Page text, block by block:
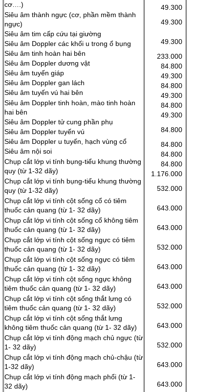
cơ….)
Siêu âm thành ngực (cơ, phần mềm thành
ngực)
Siêu âm tim cấp cứu tại giường
Siêu âm Doppler các khối u trong ổ bụng
Siêu âm tinh hoàn hai bên
Siêu âm Doppler dương vật
Siêu âm tuyến giáp
Siêu âm Doppler gan lách
Siêu âm tuyến vú hai bên
Siêu âm Doppler tinh hoàn, mào tinh hoàn
hai bên
Siêu âm Doppler tử cung phần phụ
Siêu âm Doppler tuyến vú
Siêu âm Doppler u tuyến, hạch vùng cổ
Siêu âm nội soi
Chụp cắt lớp vi tính bụng-tiểu khung thường
quy (từ 1-32 dãy)
Chụp cắt lớp vi tính bụng-tiểu khung thường
quy (từ 1-32 dãy)
Chụp cắt lớp vi tính cột sống cổ có tiêm
thuốc cản quang (từ 1- 32 dãy)
Chụp cắt lớp vi tính cột sống cổ không tiêm
thuốc cản quang (từ 1- 32 dãy)
Chụp cắt lớp vi tính cột sống ngực có tiêm
thuốc cản quang (từ 1- 32 dãy)
Chụp cắt lớp vi tính cột sống ngực có tiêm
thuốc cản quang (từ 1- 32 dãy)
Chụp cắt lớp vi tính cột sống ngực không
tiêm thuốc cản quang (từ 1- 32 dãy)
Chụp cắt lớp vi tính cột sống thắt lưng có
tiêm thuốc cản quang (từ 1- 32 dãy)
Chụp cắt lớp vi tính cột sống thắt lưng
không tiêm thuốc cản quang (từ 1- 32 dãy)
Chụp cắt lớp vi tính động mạch chủ ngực (từ
1- 32 dãy)
Chụp cắt lớp vi tính động mạch chủ-chậu (từ
1-32 dãy)
Chụp cắt lớp vi tính động mạch phổi (từ 1-
32 dãy)
49.300
49.300
49.300
233.000
84.800
49.300
84.800
49.300
84.800
49.300
84.800
84.800
84.800
84.800
1.176.000
532.000
643.000
643.000
532.000
643.000
643.000
532.000
643.000
532.000
643.000
643.000